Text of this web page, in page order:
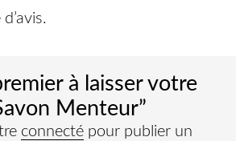
d’avis.
à laisser votre
Menteur”
connecté pour publier un